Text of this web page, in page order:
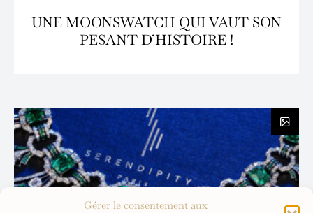
Gérer le consentement aux
UNE MOONSWATCH QUI VAUT SON
PESANT D’HISTOIRE !